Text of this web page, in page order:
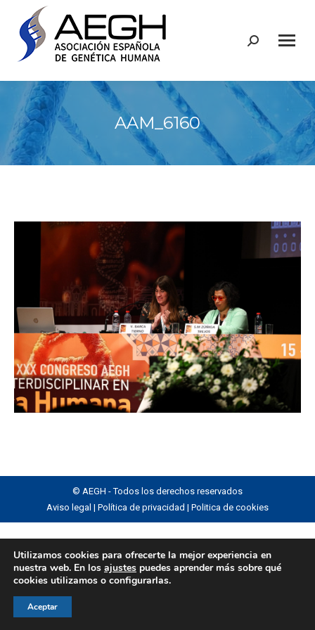
Buscar:
AAM_6160
© AEGH - Todos los derechos reservados
Aviso legal | Política de privacidad | Politica de cookies
Utilizamos cookies para ofrecerte la mejor experiencia en
nuestra web. En los ajustes puedes aprender más sobre qué
cookies utilizamos o configurarlas.
Aceptar